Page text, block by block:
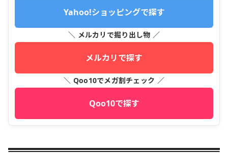
Yahoo!ショッピングで探す
＼ メルカリで掘り出し物 ／
メルカリで探す
＼ Qoo10でメガ割チェック ／
Qoo10で探す